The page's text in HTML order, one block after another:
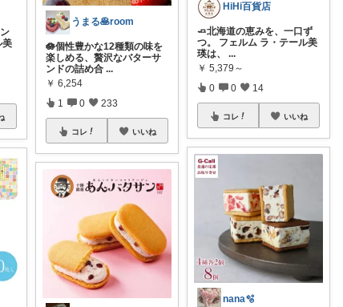
美
うまる🥞room
🪷個性豊かな12種類の味を
楽しめる、贅沢なバターサ
ンドの詰め合 ...
￥ 6,254
1 0 233
コレ いいね
HiHi百貨店
🧈北海道の恵みを、一口ず
つ。 フェルム ラ・テール美
瑛は、...
￥ 5,379～
0 0 14
コレ いいね
nana🫧